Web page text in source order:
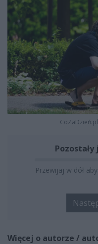
CoZaDzień.pl
Pozostały
Przewijaj w dół
Więcej o autorze /